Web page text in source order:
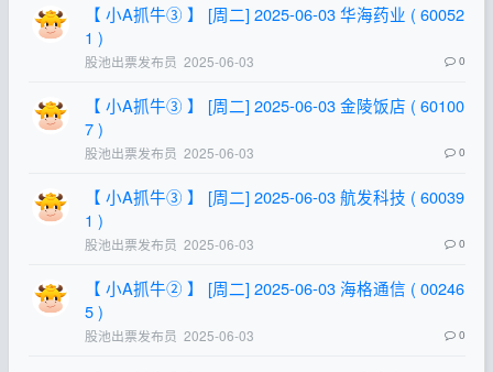
【 小A抓牛③ 】 [周二] 2025-06-03 华海药业 ( 60052
1 )
股池出票发布员 2025-06-03 0
【 小A抓牛③ 】 [周二] 2025-06-03 金陵饭店 ( 60100
7 )
股池出票发布员 2025-06-03 0
【 小A抓牛③ 】 [周二] 2025-06-03 航发科技 ( 60039
1 )
股池出票发布员 2025-06-03 0
【 小A抓牛② 】 [周二] 2025-06-03 海格通信 ( 00246
5 )
股池出票发布员 2025-06-03 0